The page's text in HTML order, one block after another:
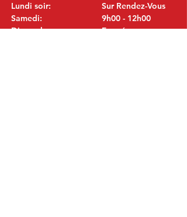
Lundi soir:
Samedi:
Dimanche:
Sur Rendez-Vous
9h00 - 12h00
Fermé